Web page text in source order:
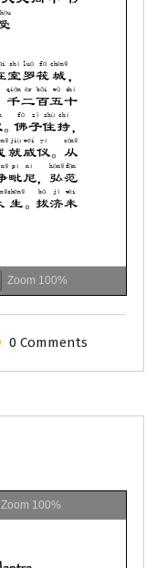
Zoom 100%
0 Comments
Zoom 100%